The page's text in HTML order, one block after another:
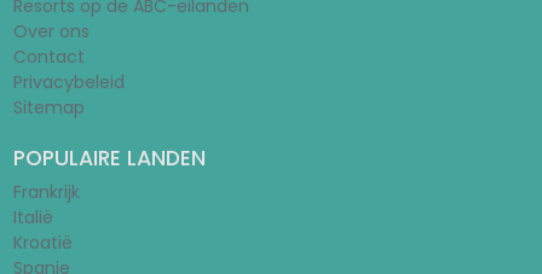
Resorts op de ABC-eilanden
Over ons
Contact
Privacybeleid
Sitemap
POPULAIRE LANDEN
Frankrijk
Italië
Kroatië
Spanje